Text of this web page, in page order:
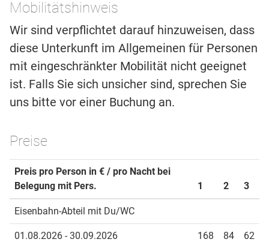
Mobilitätshinweis
Wir sind verpflichtet darauf hinzuweisen, dass
diese Unterkunft im Allgemeinen für Personen
mit eingeschränkter Mobilität nicht geeignet
ist. Falls Sie sich unsicher sind, sprechen Sie
uns bitte vor einer Buchung an.
Preise
Preis pro Person in € / pro Nacht bei
Belegung mit Pers.
1 2 3
Eisenbahn-Abteil mit Du/WC
01.08.2026 - 30.09.2026 168 84 62